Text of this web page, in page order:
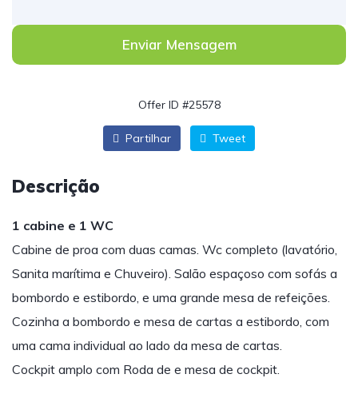
Enviar Mensagem
Offer ID #25578
Partilhar Tweet
Descrição
1 cabine e 1 WC
Cabine de proa com duas camas. Wc completo (lavatório,
Sanita marítima e Chuveiro). Salão espaçoso com sofás a
bombordo e estibordo, e uma grande mesa de refeições.
Cozinha a bombordo e mesa de cartas a estibordo, com
uma cama individual ao lado da mesa de cartas.
Cockpit amplo com Roda de e mesa de cockpit.